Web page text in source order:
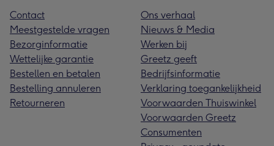
Contact
Meestgestelde vragen
Bezorginformatie
Wettelijke garantie
Bestellen en betalen
Bestelling annuleren
Retourneren
Ons verhaal
Nieuws & Media
Werken bij
Greetz geeft
Bedrijfsinformatie
Verklaring toegankelijkheid
Voorwaarden Thuiswinkel
Voorwaarden Greetz
Consumenten